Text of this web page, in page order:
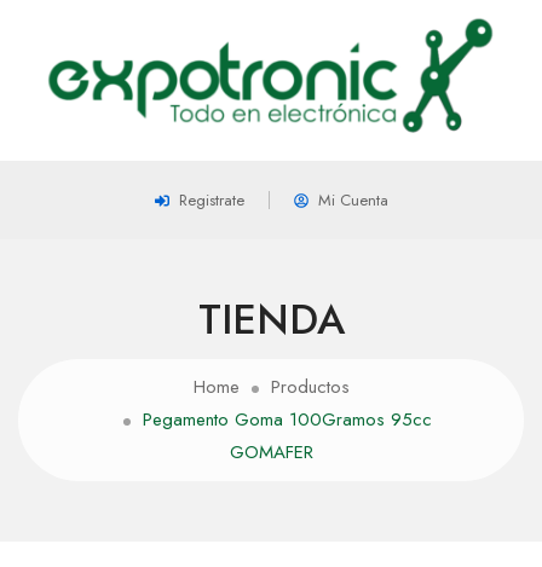
Registrate Mi Cuenta
TIENDA
Home
Productos
Pegamento Goma 100Gramos 95cc
GOMAFER